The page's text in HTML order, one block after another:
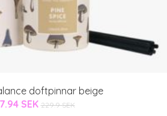
doftpinnar beige
SEK 229.9 SEK